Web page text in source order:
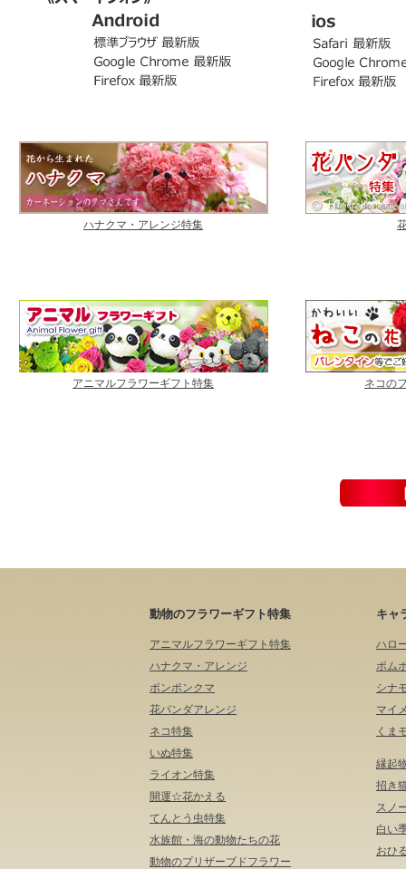
ハナクマ・アレンジ特集
アニマルフラワーギフト特集 ネコの
動物のフラワーギフト特集 キャ
アニマルフラワーギフト特集
ハナクマ・アレンジ
ポンポンクマ
花パンダアレンジ
ネコ特集
いぬ特集
ライオン特集
開運☆花かえる
てんとう虫特集
水族館・海の動物たちの花
動物のプリザーブドフラワー
ハロ
ポム
シナ
マイ
くま
縁起
招き
スノ
白い
おひ